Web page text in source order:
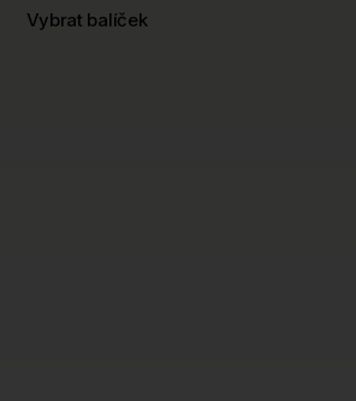
Vybrat balíček